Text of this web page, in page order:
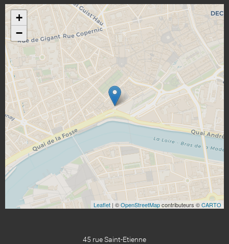
+
−
Leaflet | ©OpenStreetMapcontributeurs ©CARTO
45 rue Saint-Etienne